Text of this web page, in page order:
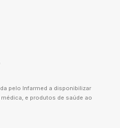
pelo Infarmed a disponibilizar
médica, e produtos de saúde ao